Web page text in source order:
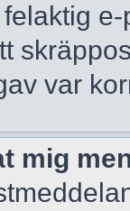
var
mig